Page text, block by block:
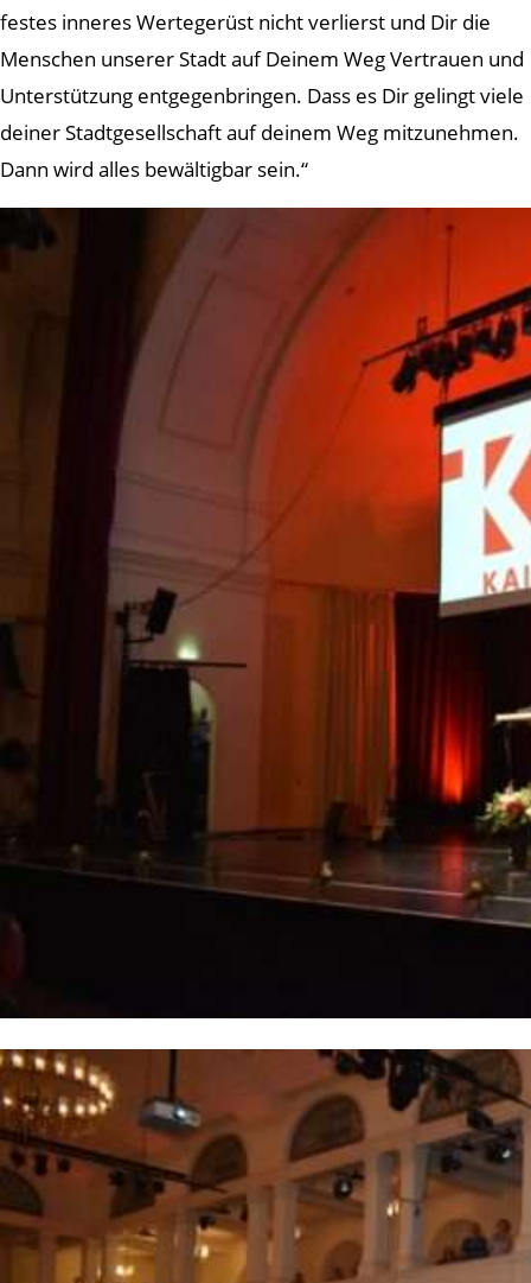
festes inneres Wertegerüst nicht verlierst und Dir die
Menschen unserer Stadt auf Deinem Weg Vertrauen und
Unterstützung entgegenbringen. Dass es Dir gelingt viele
deiner Stadtgesellschaft auf deinem Weg mitzunehmen.
Dann wird alles bewältigbar sein.“